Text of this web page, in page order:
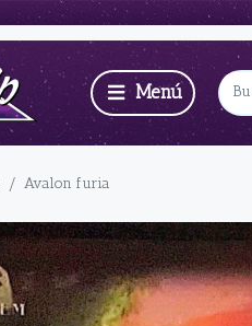
Avalon furia